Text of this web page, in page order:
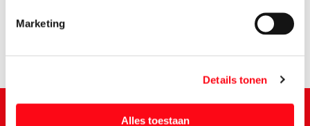
Marketing
Details tonen
Alles toestaan